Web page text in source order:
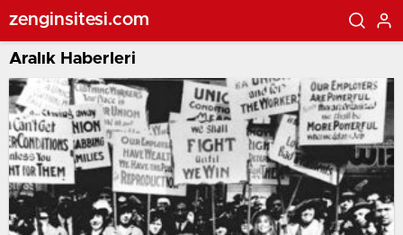
zenginsitesi.com
Aralık Haberleri